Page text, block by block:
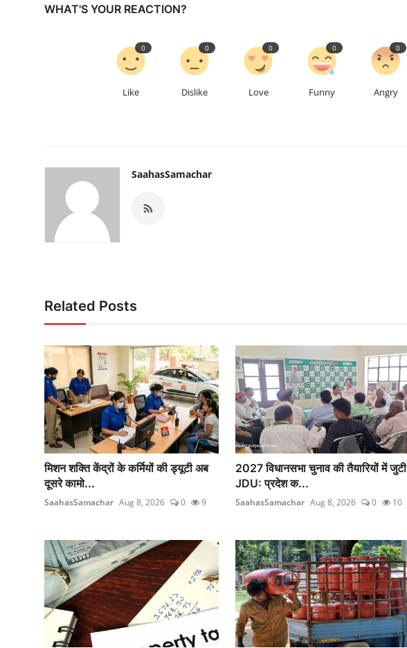
WHAT'S YOUR REACTION?
Like
0
Dislike
0
Love
0
Funny
0
Angry
0
SaahasSamachar
Related Posts
मिशन शक्ति केंद्रों के कर्मियों की ड्यूटी अब
दूसरे कामो...
SaahasSamachar Aug 8, 2026 0 9
2027 विधानसभा चुनाव की तैयारियों में जुटी
JDU: प्रदेश क...
SaahasSamachar Aug 8, 2026 0 10